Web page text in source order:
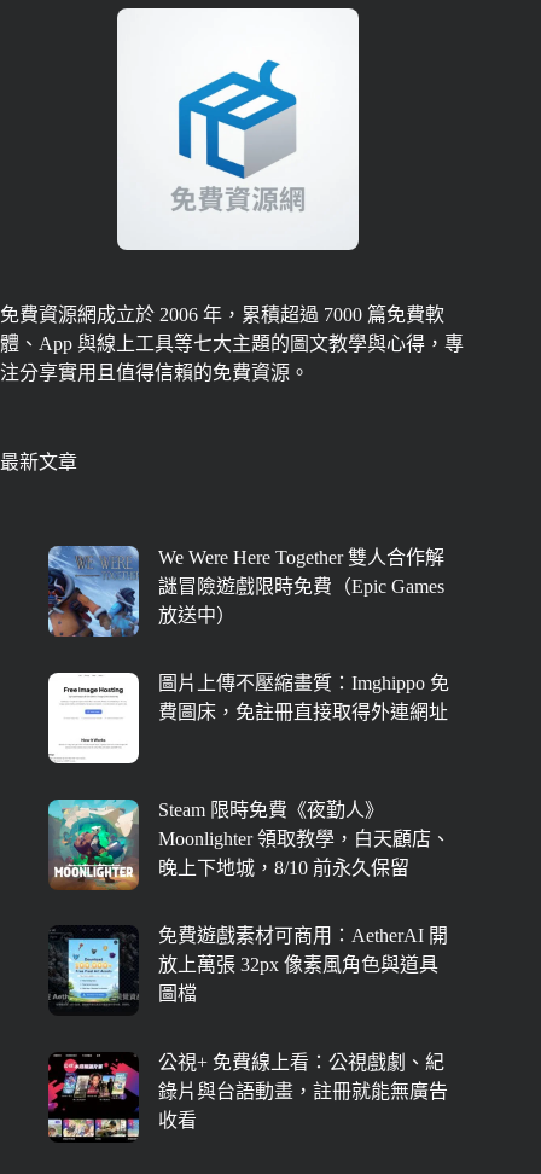
免費資源網成立於 2006 年，累積超過 7000 篇免費軟
體、App 與線上工具等七大主題的圖文教學與心得，專
注分享實用且值得信賴的免費資源。
最新文章
We Were Here Together 雙人合作解
謎冒險遊戲限時免費（Epic Games
放送中）
圖片上傳不壓縮畫質：Imghippo 免
費圖床，免註冊直接取得外連網址
Steam 限時免費《夜勤人》
Moonlighter 領取教學，白天顧店、
晚上下地城，8/10 前永久保留
免費遊戲素材可商用：AetherAI 開
放上萬張 32px 像素風角色與道具
圖檔
公視+ 免費線上看：公視戲劇、紀
錄片與台語動畫，註冊就能無廣告
收看